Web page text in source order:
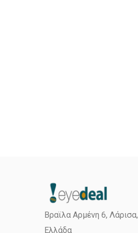
Βραϊλα Αρμένη 6, Λάρισα,
Ελλάδα